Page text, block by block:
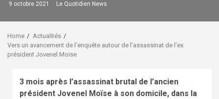
9 octobre 2021 Le Quotidien News
Home
Actualités
Vers un avancement de l’enquête autour de l’assassinat de l’ex
président Jovenel Moïse
3 mois après l’assassinat brutal de l’ancien
président Jovenel Moïse à son domicile, dans la